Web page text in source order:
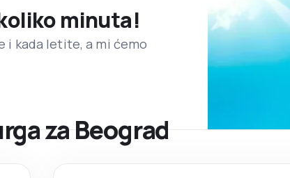
minuta!
i kada letite, a mi ćemo
za Beograd